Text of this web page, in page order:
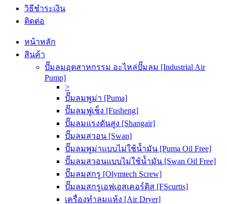
วิธีชำระเงิน
ติดต่อ
หน้าหลัก
สินค้า
ปั๊มลมอุตสาหกรรม อะไหล่ปั๊มลม [Industrial Air
Pump]
>
ปั๊มลมพูม่า [Puma]
ปั๊มลมฟูเช็ง [Fusheng]
ปั๊มลมแรงดันสูง [Shangair]
ปั๊มลมสวอน [Swan]
ปั๊มลมพูม่าแบบไม่ใช้น้ำมัน [Puma Oil Free]
ปั๊มลมสวอนแบบไม่ใช้น้ำมัน [Swan Oil Free]
ปั๊มลมสกรู [Olymtech Screw]
ปั๊มลมสกรูเอฟเอสเคอร์ติส [FScurtis]
เครื่องทำลมแห้ง [Air Dryer]